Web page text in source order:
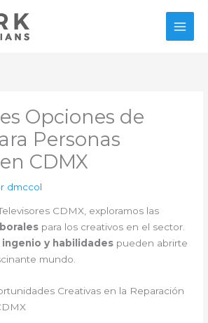
Opciones de
Personas
CDMX
dmccol
CDMX, exploramos las
para los creativos en el sector.
ingenio y habilidades pueden abrirte
mundo.
Creativas en la Reparación